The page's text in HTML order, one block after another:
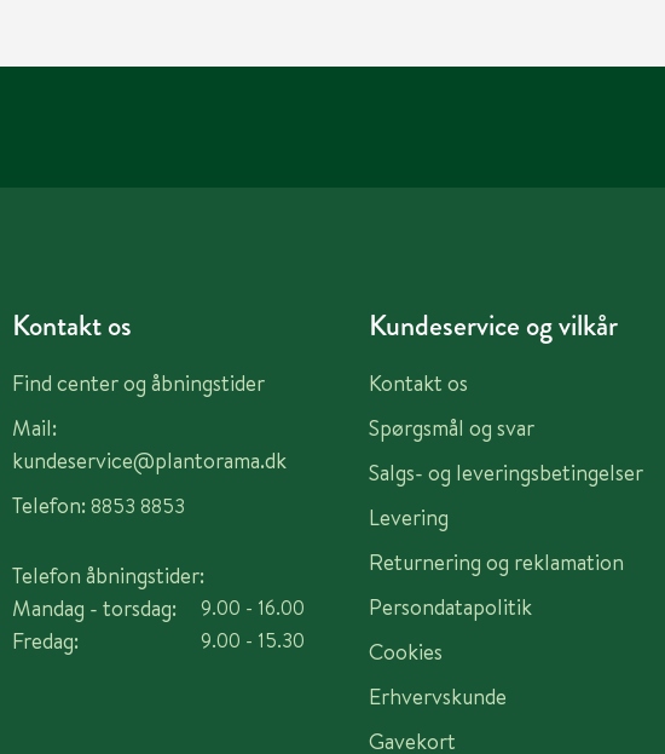
Kontakt os
Find center og åbningstider
Mail:
kundeservice@plantorama.dk
Telefon: 8853 8853
Telefon åbningstider:
Mandag - torsdag:
Fredag:
9.00 - 16.00
9.00 - 15.30
Kundeservice og vilkår
Kontakt os
Spørgsmål og svar
Salgs- og leveringsbetingelser
Levering
Returnering og reklamation
Persondatapolitik
Cookies
Erhvervskunde
Gavekort